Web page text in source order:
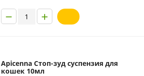
+
−
Apicenna Стоп-зуд суспензия для
кошек 10мл